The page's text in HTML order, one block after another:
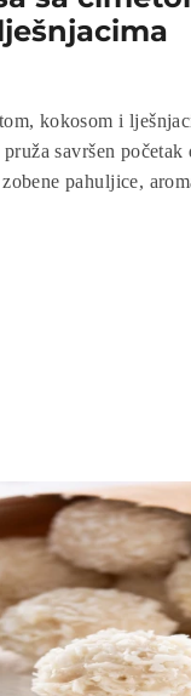
kokosom i
savršen početak
pahuljice,